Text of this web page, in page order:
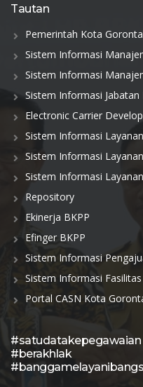
Tautan
Pemerintah Kota
Sistem Informasi
Sistem Informasi
Sistem Informasi Jabatan
Electronic Carrier
Sistem Informasi
Sistem Informasi
Sistem Informasi
Repository
Ekinerja BKPP
Efinger BKPP
Sistem Informasi
Sistem Informasi
Portal CASN Kota
#satudatakepegawaian
#berakhlak